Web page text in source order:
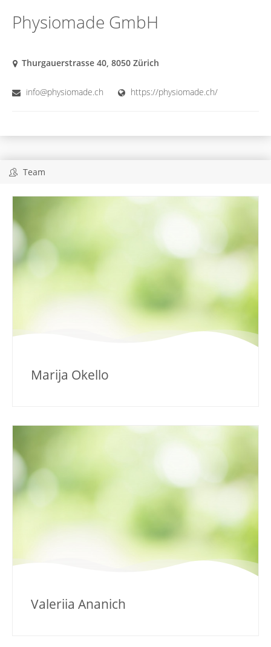
Physiomade GmbH
Thurgauerstrasse 40, 8050 Zürich
info@physiomade.ch https://physiomade.ch/
Team
Marija Okello
Valeriia Ananich